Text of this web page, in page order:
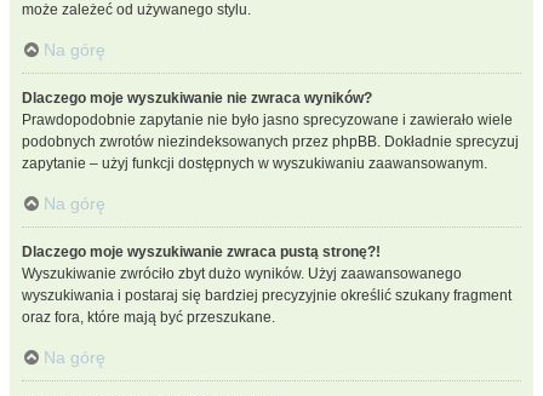
może zależeć od używanego stylu.
Na górę
Dlaczego moje wyszukiwanie nie zwraca wyników?
Prawdopodobnie zapytanie nie było jasno sprecyzowane i zawierało wiele
podobnych zwrotów niezindeksowanych przez phpBB. Dokładnie sprecyzuj
zapytanie – użyj funkcji dostępnych w wyszukiwaniu zaawansowanym.
Na górę
Dlaczego moje wyszukiwanie zwraca pustą stronę?!
Wyszukiwanie zwróciło zbyt dużo wyników. Użyj zaawansowanego
wyszukiwania i postaraj się bardziej precyzyjnie określić szukany fragment
oraz fora, które mają być przeszukane.
Na górę